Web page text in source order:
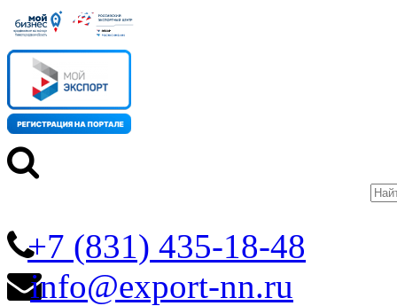
+7 (831) 435-18-48
info@export-nn.ru